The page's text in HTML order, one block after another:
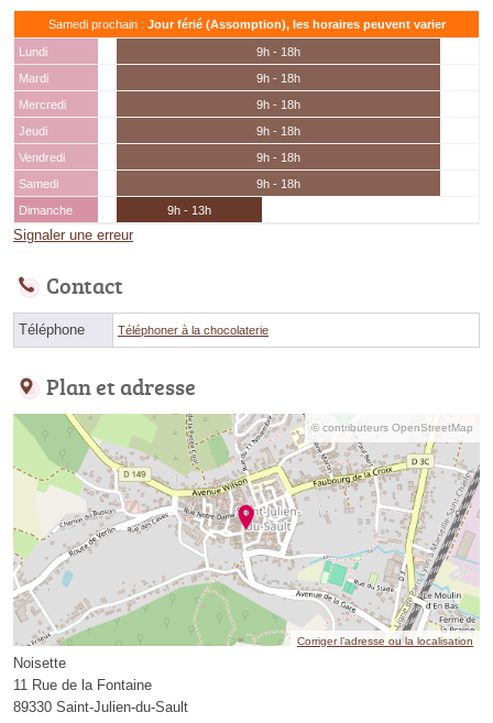
Samedi prochain : Jour férié (Assomption), les horaires peuvent varier
Lundi
9h - 18h
Mardi
9h - 18h
Mercredi
9h - 18h
Jeudi
9h - 18h
Vendredi
9h - 18h
Samedi
9h - 18h
Dimanche
9h - 13h
Signaler une erreur
Contact
Téléphone Téléphoner à la chocolaterie
Plan et adresse
© contributeurs OpenStreetMap
Corriger l’adresse ou la localisation
Noisette
11 Rue de la Fontaine
89330 Saint-Julien-du-Sault